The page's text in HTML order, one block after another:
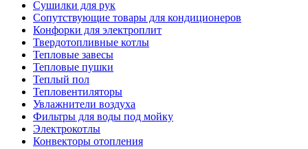
Сушилки для рук
Сопутствующие товары для кондиционеров
Конфорки для электроплит
Твердотопливные котлы
Тепловые завесы
Тепловые пушки
Теплый пол
Тепловентиляторы
Увлажнители воздуха
Фильтры для воды под мойку
Электрокотлы
Конвекторы отопления